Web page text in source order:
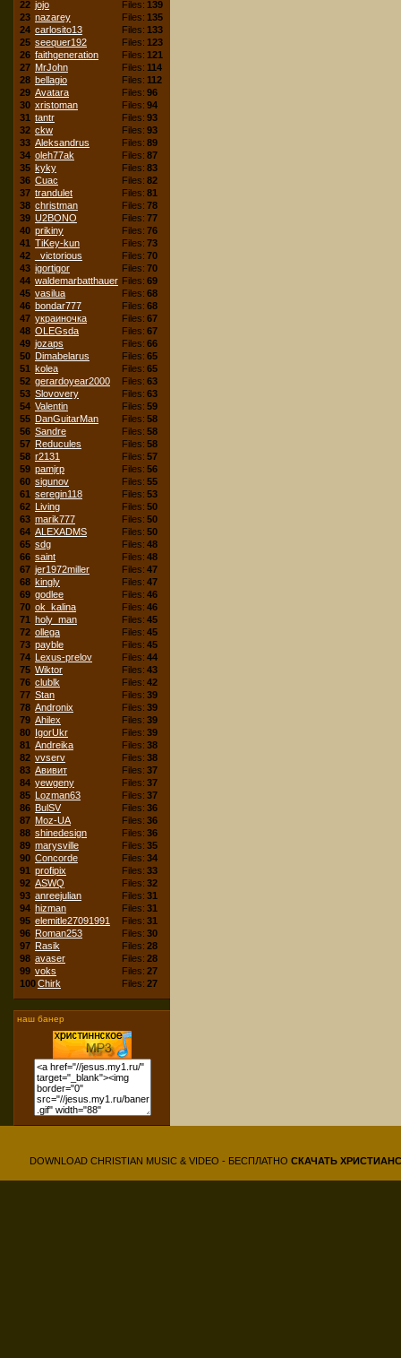
22 jojo Files: 139
23 nazarey Files: 135
24 carlosito13 Files: 133
25 seequer192 Files: 123
26 faithgeneration Files: 121
27 MrJohn Files: 114
28 bellagio Files: 112
29 Avatara Files: 96
30 xristoman Files: 94
31 tantr Files: 93
32 ckw Files: 93
33 Aleksandrus Files: 89
34 oleh77ak Files: 87
35 kyky Files: 83
36 Cuac Files: 82
37 trandulet Files: 81
38 christman Files: 78
39 U2BONO Files: 77
40 prikiny Files: 76
41 TiKey-kun Files: 73
42
_victorious Files: 70
43 igortigor Files: 70
44 waldemarbatthauer Files: 69
45 vasilua Files: 68
46 bondar777 Files: 68
47 украиночка Files: 67
48 OLEGsda Files: 67
49 jozaps Files: 66
50 Dimabelarus Files: 65
51 kolea Files: 65
52 gerardoyear2000 Files: 63
53 Slovovery Files: 63
54 Valentin Files: 59
55 DanGuitarMan Files: 58
56 Sandre Files: 58
57 Reducules Files: 58
58 r2131 Files: 57
59 pamjrp Files: 56
60 sigunov Files: 55
61 seregin118 Files: 53
62 Living Files: 50
63 marik777 Files: 50
64 ALEXADMS Files: 50
65 sdg Files: 48
66 saint Files: 48
67 jer1972miller Files: 47
68 kingly Files: 47
69 godlee Files: 46
70 ok_kalina Files: 46
71 holy_man Files: 45
72 ollega Files: 45
73 payble Files: 45
74 Lexus-prelov Files: 44
75 Wiktor Files: 43
76 clublk Files: 42
77 Stan Files: 39
78 Andronix Files: 39
79 Ahilex Files: 39
80 IgorUkr Files: 39
81 Andreika Files: 38
82 vvserv Files: 38
83 Авивит Files: 37
84 yewgeny Files: 37
85 Lozman63 Files: 37
86 BulSV Files: 36
87 Moz-UA Files: 36
88 shinedesign Files: 36
89 marysville Files: 35
90 Concorde Files: 34
91 profipix Files: 33
92 ASWQ Files: 32
93 anreejulian Files: 31
94 hizman Files: 31
95 elemitle27091991 Files: 31
96 Roman253 Files: 30
97 Rasik Files: 28
98 avaser Files: 28
99 voks Files: 27
100Chirk Files: 27
наш банер
DOWNLOAD CHRISTIAN MUSIC & VIDEO - БЕСПЛАТНО СКАЧАТЬ